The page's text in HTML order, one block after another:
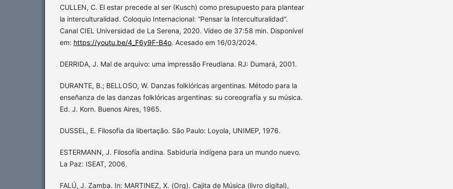
CULLEN, C. El estar precede al ser (Kusch) como presupuesto para plantear
la interculturalidad. Coloquio Internacional: “Pensar la Interculturalidad”.
Canal CIEL Universidad de La Serena, 2020. Vídeo de 37:58 min. Disponível
em: https://youtu.be/4_F6y9F-B4o. Acesado em 16/03/2024.
DERRIDA, J. Mal de arquivo: uma impressão Freudiana. RJ: Dumará, 2001.
DURANTE, B.; BELLOSO, W. Danzas folklóricas argentinas. Método para la
enseñanza de las danzas folklóricas argentinas: su coreografía y su música.
Ed. J. Korn. Buenos Aires, 1965.
DUSSEL, E. Filosofia da libertação. São Paulo: Loyola, UNIMEP, 1976.
ESTERMANN, J. Filosofía andina. Sabiduría indígena para un mundo nuevo.
La Paz: ISEAT, 2006.
FALÚ, J. Zamba. In: MARTINEZ, X. (Org). Cajita de Música (livro digital),